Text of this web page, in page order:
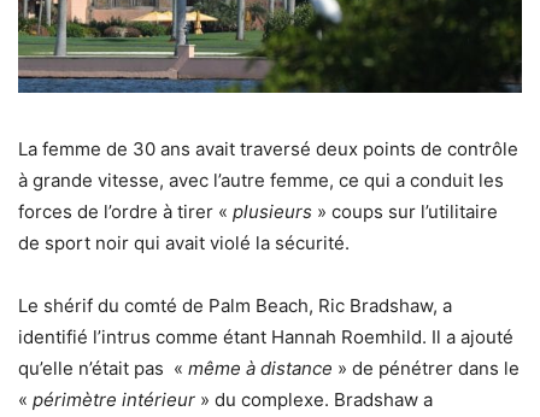
La femme de 30 ans avait traversé deux points de contrôle
à grande vitesse, avec l’autre femme, ce qui a conduit les
forces de l’ordre à tirer « plusieurs » coups sur l’utilitaire
de sport noir qui avait violé la sécurité.
Le shérif du comté de Palm Beach, Ric Bradshaw, a
identifié l’intrus comme étant Hannah Roemhild. Il a ajouté
qu’elle n’était pas « même à distance » de pénétrer dans le
« périmètre intérieur » du complexe. Bradshaw a